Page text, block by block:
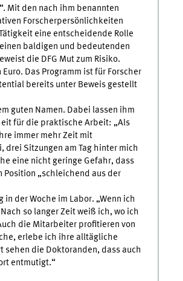
Mit den nach ihm benannten
Forscherpersönlichkeiten
eine entscheidende Rolle
baldigen und bedeutenden
die DFG Mut zum Risiko.
Das Programm ist für Forscher
bereits unter Beweis gestellt
guten Namen. Dabei lassen ihm
für die praktische Arbeit: „Als
immer mehr Zeit mit
drei Sitzungen am Tag hinter mich
eine nicht geringe Gefahr, dass
Position „schleichend aus der
der Woche im Labor. „Wenn ich
so langer Zeit weiß ich, wo ich
die Mitarbeiter profitieren von
erlebe ich ihre alltägliche
die Doktoranden, dass auch
entmutigt.“